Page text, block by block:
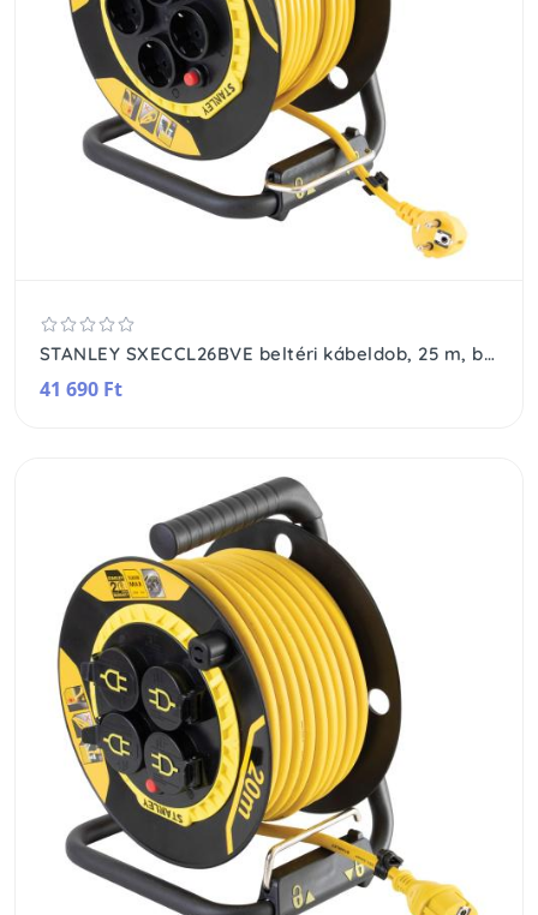
STANLEY SXECCL26BVE beltéri kábeldob, 25 m, beépített kábelvezető, masszív fém láb és fogantyú, H05VV-F 3G1,5 mm2 kábel, max. 3000 W
41 690 Ft